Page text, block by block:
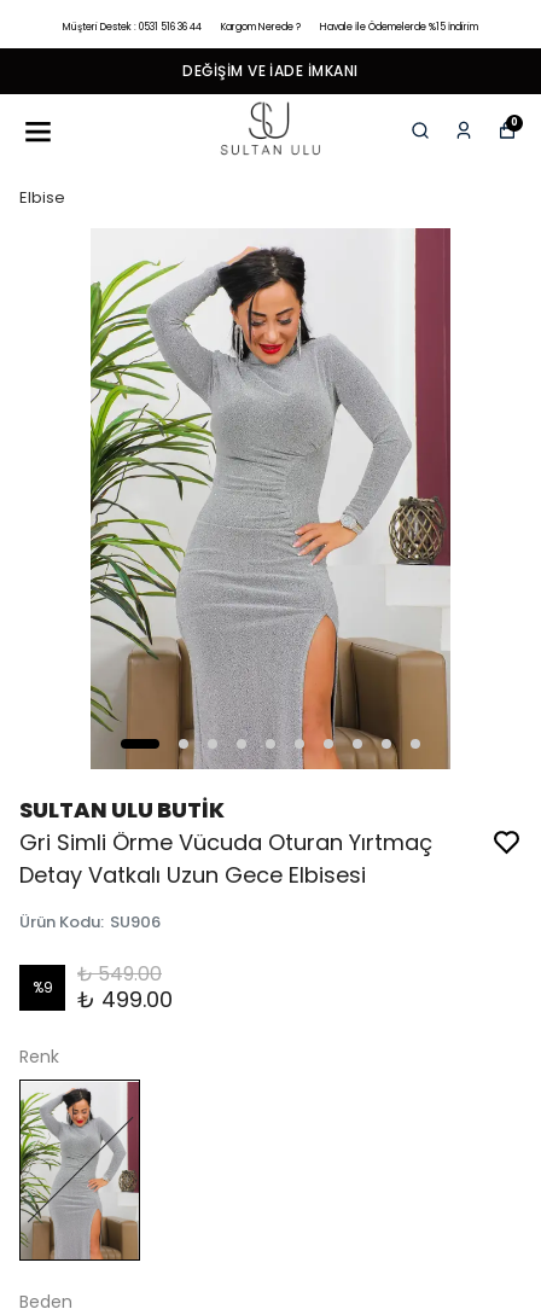
Müşteri Destek : 0531 516 36 44 Kargom Nerede ? Havale İle Ödemelerde %15 İndirim
DEĞIŞIM VE İADE İMKANI
0
Elbise
SULTAN ULU BUTİK
Gri Simli Örme Vücuda Oturan Yırtmaç
Detay Vatkalı Uzun Gece Elbisesi
Ürün Kodu: SU906
%9 ₺ 549.00
₺ 499.00
Renk
Beden